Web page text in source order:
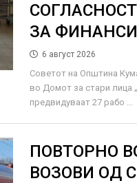
ЗА
6 август 2026
Советот на Општина
во Домот за стари лица
предвидуваат 27 рабо ...
ПОВТОРНО
ВОЗОВИ ОД